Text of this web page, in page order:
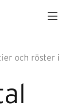
och röster i